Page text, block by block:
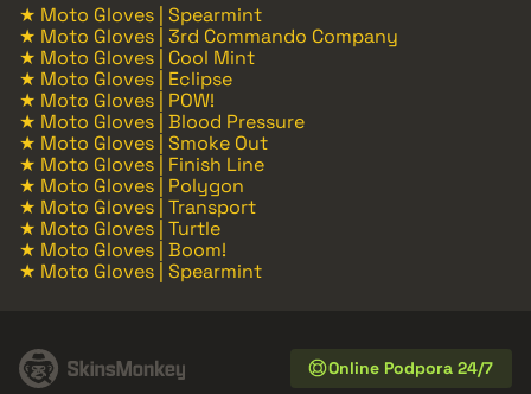
★ Moto Gloves | Spearmint
★ Moto Gloves | 3rd Commando Company
★ Moto Gloves | Cool Mint
★ Moto Gloves | Eclipse
★ Moto Gloves | POW!
★ Moto Gloves | Blood Pressure
★ Moto Gloves | Smoke Out
★ Moto Gloves | Finish Line
★ Moto Gloves | Polygon
★ Moto Gloves | Transport
★ Moto Gloves | Turtle
★ Moto Gloves | Boom!
★ Moto Gloves | Spearmint
Online Podpora 24/7